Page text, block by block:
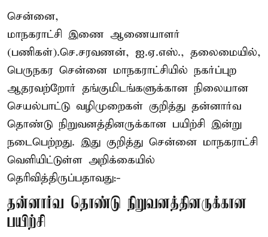
சென்னை,
மாநகராட்சி இணை ஆணையாளர்
(பணிகள்).செ.சரவணன், ஐ.ஏ.எஸ்., தலைமையில்,
பெருநகர சென்னை மாநகராட்சியில் நகர்ப்புற
ஆதரவற்றோர் தங்குமிடங்களுக்கான நிலையான
செயல்பாட்டு வழிமுறைகள் குறித்து தன்னார்வ
தொண்டு நிறுவனத்தினருக்கான பயிற்சி இன்று
நடைபெற்றது. இது குறித்து சென்னை மாநகராட்சி
வெளியிட்டுள்ள அறிக்கையில்
தெரிவித்திருப்பதாவது:-
தன்னார்வ தொண்டு நிறுவனத்தினருக்கான
பயிற்சி